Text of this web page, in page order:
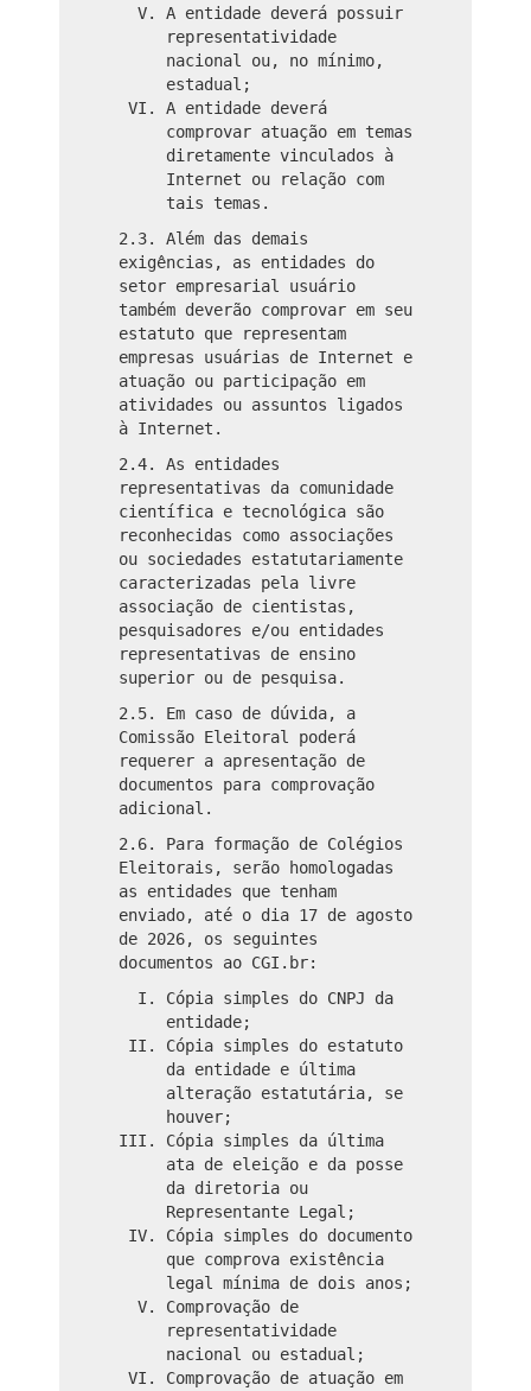
A entidade deverá possuir
representatividade
nacional ou, no mínimo,
estadual;
A entidade deverá
comprovar atuação em temas
diretamente vinculados à
Internet ou relação com
tais temas.
2.3. Além das demais
exigências, as entidades do
setor empresarial usuário
também deverão comprovar em seu
estatuto que representam
empresas usuárias de Internet e
atuação ou participação em
atividades ou assuntos ligados
à Internet.
2.4. As entidades
representativas da comunidade
científica e tecnológica são
reconhecidas como associações
ou sociedades estatutariamente
caracterizadas pela livre
associação de cientistas,
pesquisadores e/ou entidades
representativas de ensino
superior ou de pesquisa.
2.5. Em caso de dúvida, a
Comissão Eleitoral poderá
requerer a apresentação de
documentos para comprovação
adicional.
2.6. Para formação de Colégios
Eleitorais, serão homologadas
as entidades que tenham
enviado, até o dia 17 de agosto
de 2026, os seguintes
documentos ao CGI.br:
Cópia simples do CNPJ da
entidade;
Cópia simples do estatuto
da entidade e última
alteração estatutária, se
houver;
Cópia simples da última
ata de eleição e da posse
da diretoria ou
Representante Legal;
Cópia simples do documento
que comprova existência
legal mínima de dois anos;
Comprovação de
representatividade
nacional ou estadual;
Comprovação de atuação em